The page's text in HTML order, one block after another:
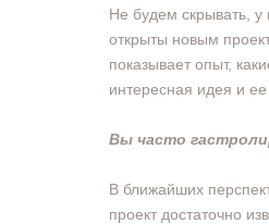
Не будем скрывать, у
открыты новым
показывает опыт,
интересная идея и
Вы часто
В ближайших
проект достаточно